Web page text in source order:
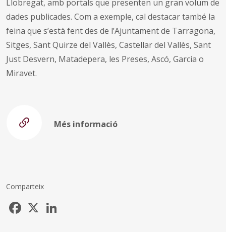
Llobregat, amb portals que presenten un gran volum de
dades publicades. Com a exemple, cal destacar també la
feina que s’està fent des de l’Ajuntament de Tarragona,
Sitges, Sant Quirze del Vallès, Castellar del Vallès, Sant
Just Desvern, Matadepera, les Preses, Ascó, Garcia o
Miravet.
Més informació
Comparteix
Facebook